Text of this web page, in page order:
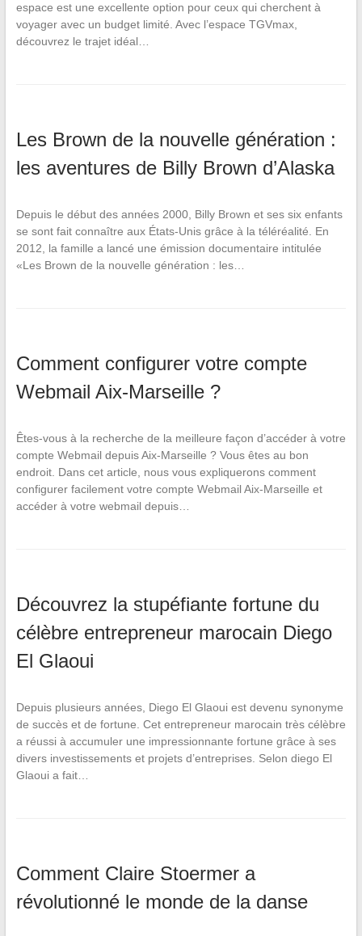
espace est une excellente option pour ceux qui cherchent à
voyager avec un budget limité. Avec l’espace TGVmax,
découvrez le trajet idéal…
Les Brown de la nouvelle génération :
les aventures de Billy Brown d’Alaska
Depuis le début des années 2000, Billy Brown et ses six enfants
se sont fait connaître aux États-Unis grâce à la téléréalité. En
2012, la famille a lancé une émission documentaire intitulée
«Les Brown de la nouvelle génération : les…
Comment configurer votre compte
Webmail Aix-Marseille ?
Êtes-vous à la recherche de la meilleure façon d’accéder à votre
compte Webmail depuis Aix-Marseille ? Vous êtes au bon
endroit. Dans cet article, nous vous expliquerons comment
configurer facilement votre compte Webmail Aix-Marseille et
accéder à votre webmail depuis…
Découvrez la stupéfiante fortune du
célèbre entrepreneur marocain Diego
El Glaoui
Depuis plusieurs années, Diego El Glaoui est devenu synonyme
de succès et de fortune. Cet entrepreneur marocain très célèbre
a réussi à accumuler une impressionnante fortune grâce à ses
divers investissements et projets d’entreprises. Selon diego El
Glaoui a fait…
Comment Claire Stoermer a
révolutionné le monde de la danse